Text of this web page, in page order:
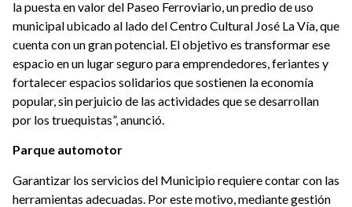
la puesta en valor del Paseo Ferroviario, un predio de uso
municipal ubicado al lado del Centro Cultural José La Vía, que
cuenta con un gran potencial. El objetivo es transformar ese
espacio en un lugar seguro para emprendedores, feriantes y
fortalecer espacios solidarios que sostienen la economía
popular, sin perjuicio de las actividades que se desarrollan
por los truequistas”, anunció.
Parque automotor
Garantizar los servicios del Municipio requiere contar con las
herramientas adecuadas. Por este motivo, mediante gestión